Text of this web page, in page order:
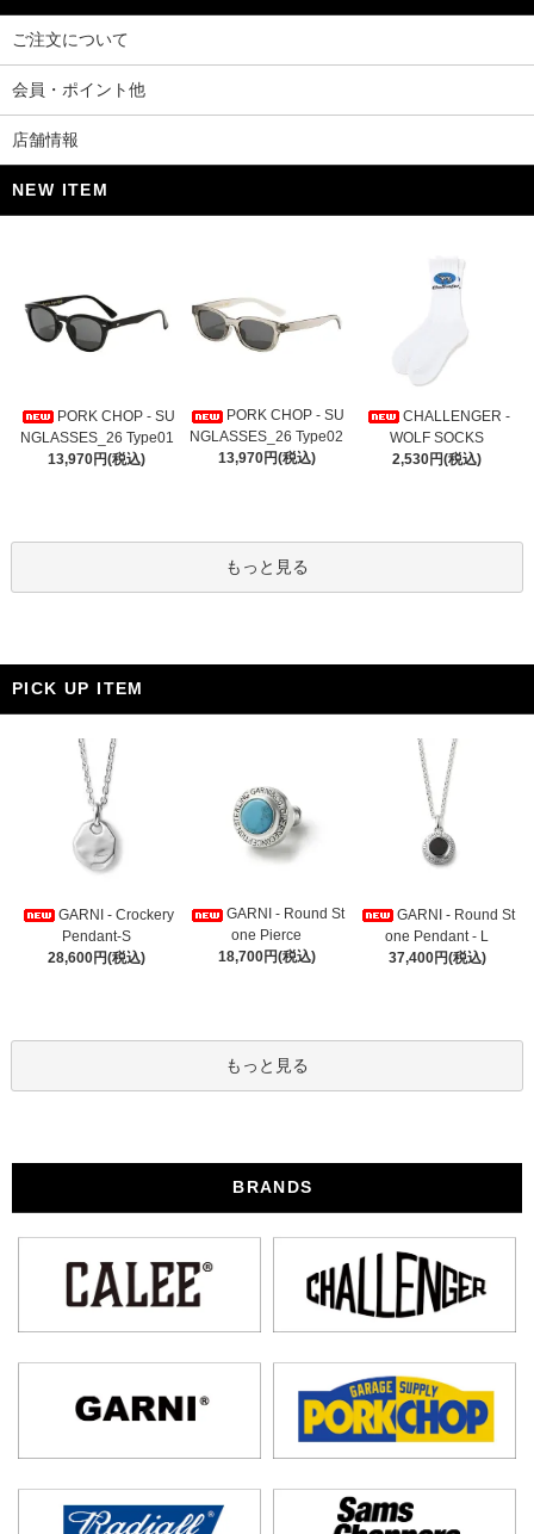
ご注文について
会員・ポイント他
店舗情報
NEW ITEM
PORK CHOP - SU
NGLASSES_26 Type01
13,970円(税込)
PORK CHOP - SU
NGLASSES_26 Type02
13,970円(税込)
CHALLENGER -
WOLF SOCKS
2,530円(税込)
もっと見る
PICK UP ITEM
GARNI - Crockery
Pendant-S
28,600円(税込)
GARNI - Round St
one Pierce
18,700円(税込)
GARNI - Round St
one Pendant - L
37,400円(税込)
もっと見る
BRANDS